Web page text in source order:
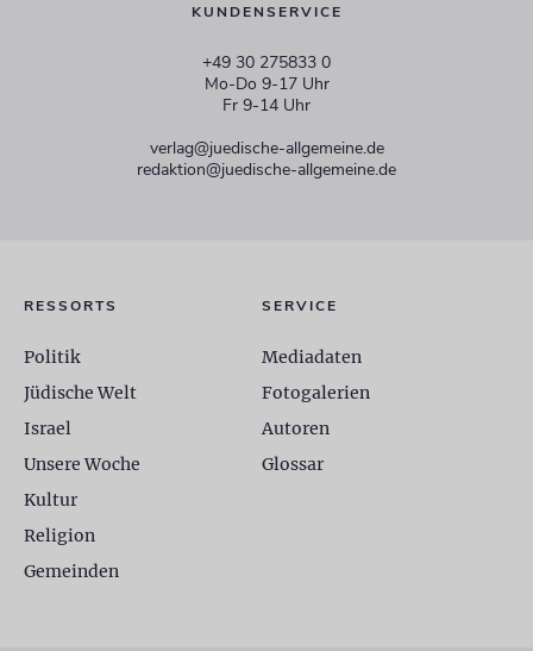
KUNDENSERVICE
+49 30 275833 0
Mo-Do 9-17 Uhr
Fr 9-14 Uhr
verlag@juedische-allgemeine.de
redaktion@juedische-allgemeine.de
RESSORTS
Politik
Jüdische Welt
Israel
Unsere Woche
Kultur
Religion
Gemeinden
SERVICE
Mediadaten
Fotogalerien
Autoren
Glossar